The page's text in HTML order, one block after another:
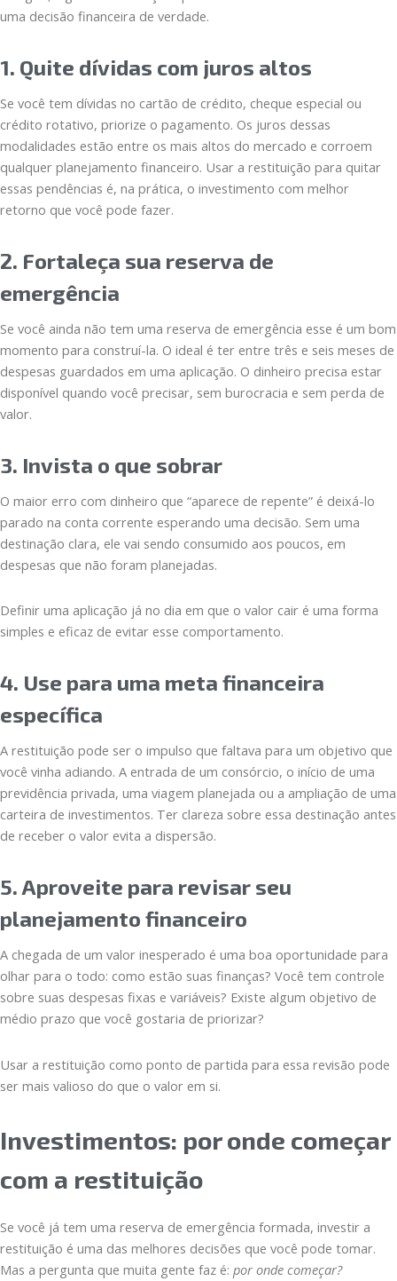
uma decisão financeira de verdade.
1. Quite dívidas com juros altos
Se você tem dívidas no cartão de crédito, cheque especial ou
crédito rotativo, priorize o pagamento. Os juros dessas
modalidades estão entre os mais altos do mercado e corroem
qualquer planejamento financeiro. Usar a restituição para quitar
essas pendências é, na prática, o investimento com melhor
retorno que você pode fazer.
2. Fortaleça sua reserva de
emergência
Se você ainda não tem uma reserva de emergência esse é um bom
momento para construí-la. O ideal é ter entre três e seis meses de
despesas guardados em uma aplicação. O dinheiro precisa estar
disponível quando você precisar, sem burocracia e sem perda de
valor.
3. Invista o que sobrar
O maior erro com dinheiro que “aparece de repente” é deixá-lo
parado na conta corrente esperando uma decisão. Sem uma
destinação clara, ele vai sendo consumido aos poucos, em
despesas que não foram planejadas.
Definir uma aplicação já no dia em que o valor cair é uma forma
simples e eficaz de evitar esse comportamento.
4. Use para uma meta financeira
específica
A restituição pode ser o impulso que faltava para um objetivo que
você vinha adiando. A entrada de um consórcio, o início de uma
previdência privada, uma viagem planejada ou a ampliação de uma
carteira de investimentos. Ter clareza sobre essa destinação antes
de receber o valor evita a dispersão.
5. Aproveite para revisar seu
planejamento financeiro
A chegada de um valor inesperado é uma boa oportunidade para
olhar para o todo: como estão suas finanças? Você tem controle
sobre suas despesas fixas e variáveis? Existe algum objetivo de
médio prazo que você gostaria de priorizar?
Usar a restituição como ponto de partida para essa revisão pode
ser mais valioso do que o valor em si.
Investimentos: por onde começar
com a restituição
Se você já tem uma reserva de emergência formada, investir a
restituição é uma das melhores decisões que você pode tomar.
Mas a pergunta que muita gente faz é: por onde começar?